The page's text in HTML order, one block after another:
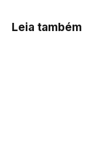
Leia também